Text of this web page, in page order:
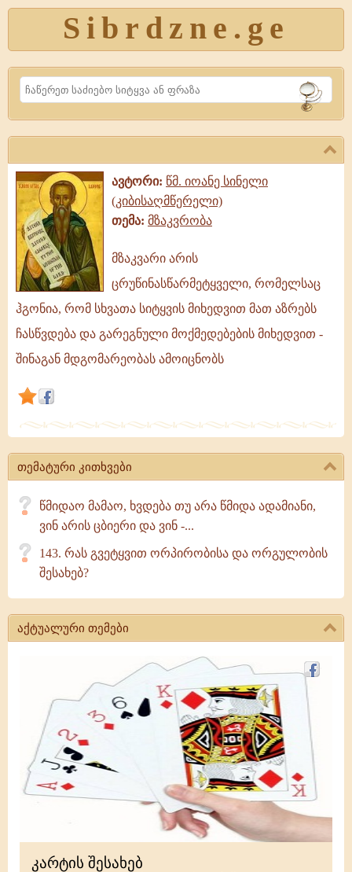
Sibrdzne.ge
Search
ავტორი: წმ. იოანე სინელი
(კიბისაღმწერელი)
თემა: მზაკვრობა
მზაკვარი
არის
ცრუწინასწარმეტყველი,
რომელსაც
ჰგონია,
რომ
სხვათა
სიტყვის
მიხედვით
მათ
აზრებს
ჩასწვდება
მზაკვარი არის
ცრუწინასწარმეტყველი, რომელსაც
ჰგონია, რომ სხვათა სიტყვის მიხედვით მათ აზრებს
ჩასწვდება და გარეგნული მოქმედებების მიხედვით -
შინაგან მდგომარეობას ამოიცნობს
თემატური კითხვები
წმიდაო მამაო, ხვდება თუ არა წმიდა ადამიანი,
ვინ არის ცბიერი და ვინ -...
143. რას გვეტყვით ორპირობისა და ორგულობის
შესახებ?
აქტუალური თემები
კარტის შესახებ